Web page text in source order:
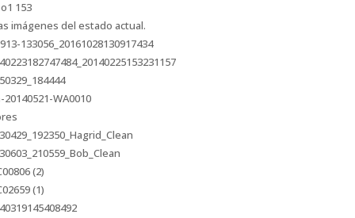
imágenes del estado actual.